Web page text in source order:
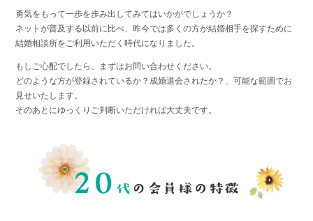
勇気をもって一歩を歩み出してみてはいかがでしょうか？
ネットが普及する以前に比べ、昨今では多くの方が結婚相手を探すために
結婚相談所をご利用いただく時代になりました。
もしご心配でしたら、まずはお問い合わせください。
どのような方が登録されているか？成婚退会されたか？、可能な範囲でお
見せいたします。
そのあとにゆっくりご判断いただければ大丈夫です。